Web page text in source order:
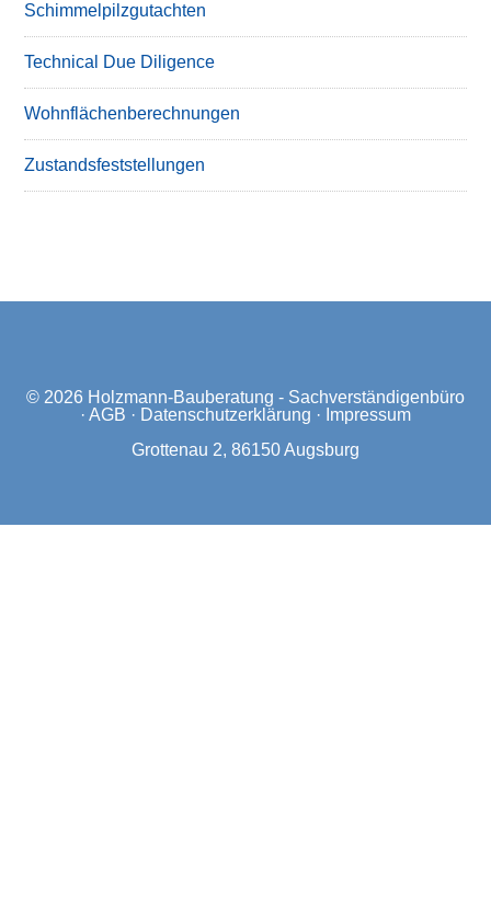
Schimmelpilzgutachten
Technical Due Diligence
Wohnflächenberechnungen
Zustandsfeststellungen
© 2026 Holzmann-Bauberatung - Sachverständigenbüro
· AGB · Datenschutzerklärung · Impressum
Grottenau 2, 86150 Augsburg